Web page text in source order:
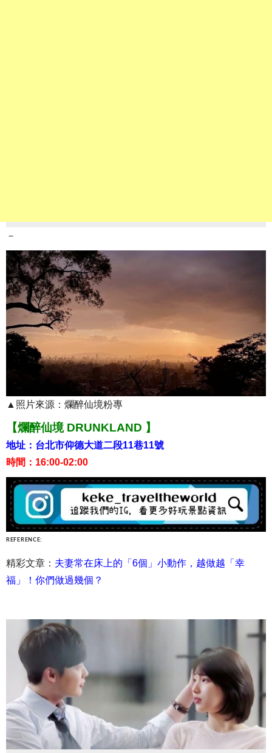
－
▲照片來源：爛醉仙境粉專
【爛醉仙境 DRUNKLAND 】
地址：台北市仰德大道二段11巷11號
時間：16:00-02:00
REFERENCE:
精彩文章： 夫妻常在床上的「6個」小動作，越做越「幸
福」！你們做過幾個？